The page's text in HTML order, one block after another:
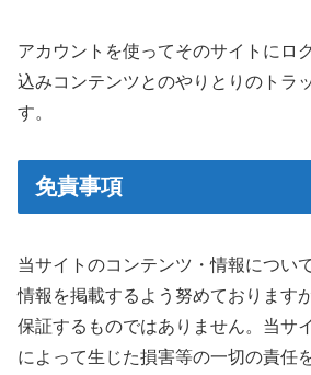
アカウントを使ってそのサイトにロ
込みコンテンツとのやりとりのトラ
す。
免責事項
当サイトのコンテンツ・情報につい
情報を掲載するよう努めております
保証するものではありません。当サ
によって生じた損害等の一切の責任